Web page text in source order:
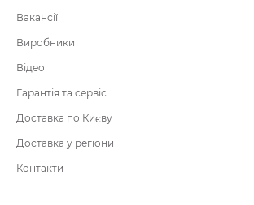
Вакансії
Виробники
Відео
Гарантія та сервіс
Доставка по Києву
Доставка у регіони
Контакти